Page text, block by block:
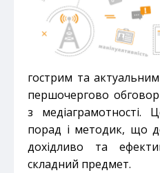
гострим та
першочергово
з медіаграмотності.
порад і методик, що
дохідливо та
складний предмет.